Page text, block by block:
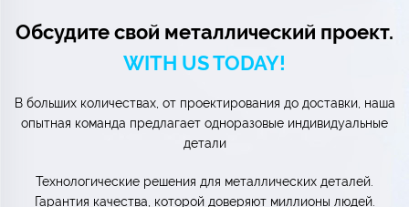
Обсудите свой металлический проект.
WITH US TODAY!
В больших количествах, от проектирования до доставки, наша
опытная команда предлагает одноразовые индивидуальные
детали
Технологические решения для металлических деталей.
Гарантия качества, которой доверяют миллионы людей.